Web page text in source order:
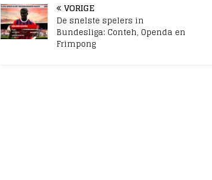
VORIGE
De snelste spelers in
Bundesliga: Conteh, Openda en
Frimpong